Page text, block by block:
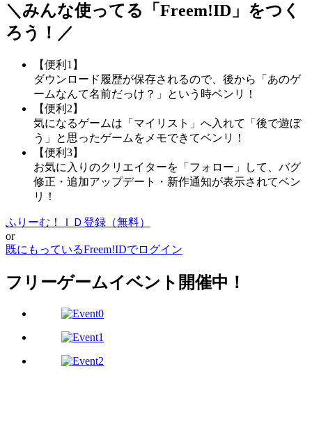
＼みんな使ってる「 Freem!ID 」をつく
ろう！／
【便利1】
ダウンロード履歴が保存されるので、後から「あのゲ
ームなんて名前だっけ？」という時ベンリ！
【便利2】
気になるゲームは「マイリスト」へ入れて「後で遊ぼ
う」と思ったゲームをメモできてベンリ！
【便利3】
お気に入りのクリエイターを「フォロー」して、バグ
修正・追加アップデート・新作通知が表示されてベン
リ！
ふりーむ！ＩＤ登録（無料）
or
既にもっているFreem!IDでログイン
フリーゲームイベント開催中！